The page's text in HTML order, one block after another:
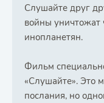
Слушайте друг
войны уничтожат
инопланетян.
Фильм
«Слушайте». Это
послания, но